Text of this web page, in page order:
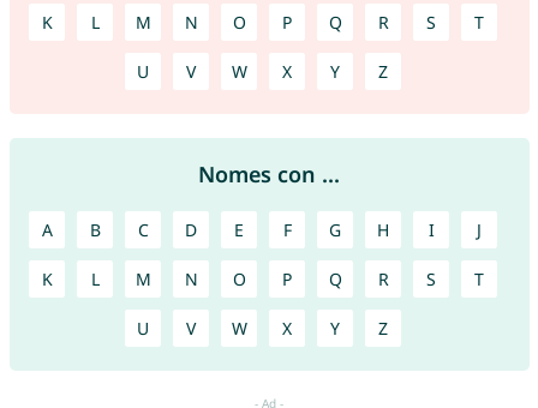
K L M N O P Q R S T
U V W X Y Z
Nomes con ...
A B C D E F G H I J
K L M N O P Q R S T
U V W X Y Z